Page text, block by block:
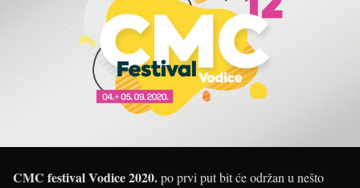
CMC festival Vodice 2020.po prvi put bit će održan u nešto